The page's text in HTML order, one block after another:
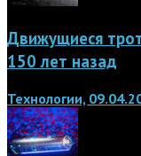
Движущиеся
150 лет назад
Технологии,